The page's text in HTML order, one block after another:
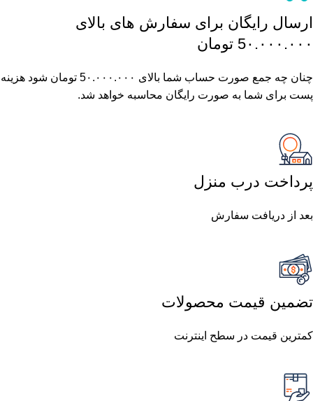
ارسال رایگان برای سفارش های بالای
5٠.٠٠٠.٠٠٠ تومان
چنان چه جمع صورت حساب شما بالای 5٠.٠٠٠.٠٠٠ تومان شود هزینه
پست برای شما به صورت رایگان محاسبه خواهد شد.
پرداخت درب منزل
بعد از دریافت سفارش
تضمین قیمت محصولات
کمترین قیمت در سطح اینترنت